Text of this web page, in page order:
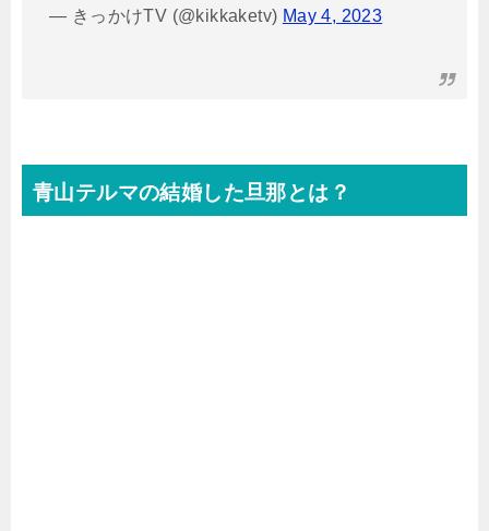
— きっかけTV (@kikkaketv) May 4, 2023
青山テルマの結婚した旦那とは？